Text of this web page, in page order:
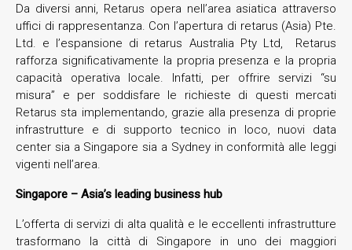
Da diversi anni, Retarus opera nell’area asiatica attraverso
uffici di rappresentanza. Con l’apertura di retarus (Asia) Pte.
Ltd. e l’espansione di retarus Australia Pty Ltd, Retarus
rafforza significativamente la propria presenza e la propria
capacità operativa locale. Infatti, per offrire servizi “su
misura” e per soddisfare le richieste di questi mercati
Retarus sta implementando, grazie alla presenza di proprie
infrastrutture e di supporto tecnico in loco, nuovi data
center sia a Singapore sia a Sydney in conformità alle leggi
vigenti nell’area.
Singapore – Asia’s leading business hub
L’offerta di servizi di alta qualità e le eccellenti infrastrutture
trasformano la città di Singapore in uno dei maggiori